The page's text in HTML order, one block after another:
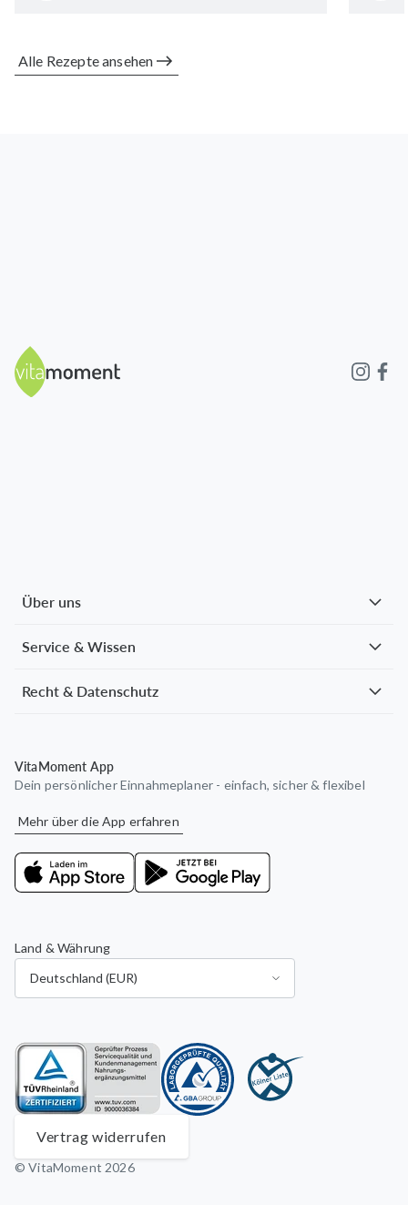
Alle Rezepte ansehen
Über uns
Service & Wissen
Recht & Datenschutz
VitaMoment App
Dein persönlicher Einnahmeplaner - einfach, sicher & flexibel
Mehr über die App erfahren
Land & Währung
Vertrag widerrufen
© VitaMoment 2026